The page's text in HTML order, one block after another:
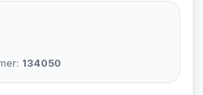
134050